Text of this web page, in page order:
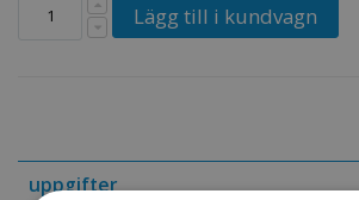
Lägg till i kundvagn
uppgifter